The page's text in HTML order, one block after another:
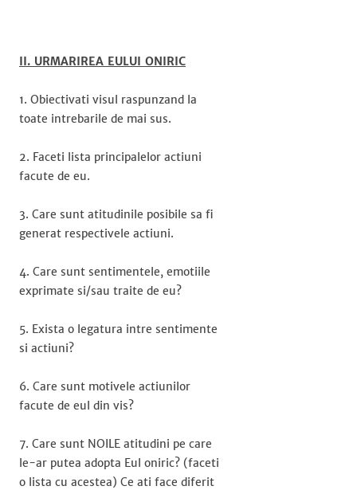
II. URMARIREA EULUI ONIRIC
1. Obiectivati visul raspunzand la
toate intrebarile de mai sus.
2. Faceti lista principalelor actiuni
facute de eu.
3. Care sunt atitudinile posibile sa fi
generat respectivele actiuni.
4. Care sunt sentimentele, emotiile
exprimate si/sau traite de eu?
5. Exista o legatura intre sentimente
si actiuni?
6. Care sunt motivele actiunilor
facute de eul din vis?
7. Care sunt NOILE atitudini pe care
le-ar putea adopta Eul oniric? (faceti
o lista cu acestea) Ce ati face diferit